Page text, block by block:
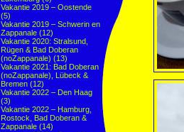
Vakantie 2019 – Oostende
(5)
Vakantie 2019 – Schwerin en
Zappanale (12)
Vakantie 2020: Stralsund,
Rügen & Bad Doberan
(noZappanale) (13)
Vakantie 2021: Bad Doberan
(noZappanale), Lübeck &
Bremen (12)
Vakantie 2022 – Den Haag
(3)
Vakantie 2022 – Hamburg,
Rostock, Bad Doberan &
Zappanale (14)